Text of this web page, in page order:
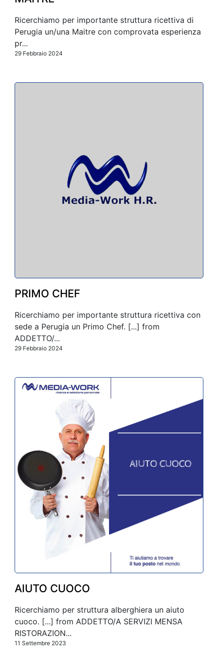
Ricerchiamo per importante struttura ricettiva di
Perugia un/una Maitre con comprovata esperienza
pr...
29 Febbraio 2024
PRIMO CHEF
Ricerchiamo per importante struttura ricettiva con
sede a Perugia un Primo Chef. [...] from
ADDETTO/...
29 Febbraio 2024
AIUTO CUOCO
Ricerchiamo per struttura alberghiera un aiuto
cuoco. [...] from ADDETTO/A SERVIZI MENSA
RISTORAZION...
11 Settembre 2023